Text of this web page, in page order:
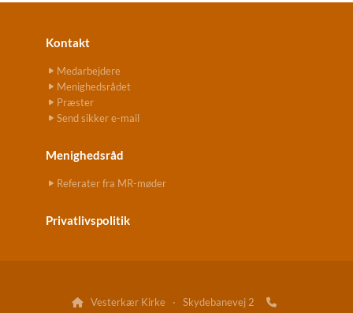
Kontakt
Medarbejdere
Menighedsrådet
Præster
Send sikker e-mail
Menighedsråd
Referater fra MR-møder
Privatlivspolitik
 Vesterkær Kirke · Skydebanevej 2 